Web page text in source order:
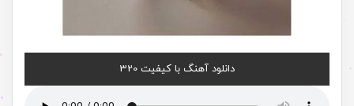
دانلود آهنگ با کیفیت 320